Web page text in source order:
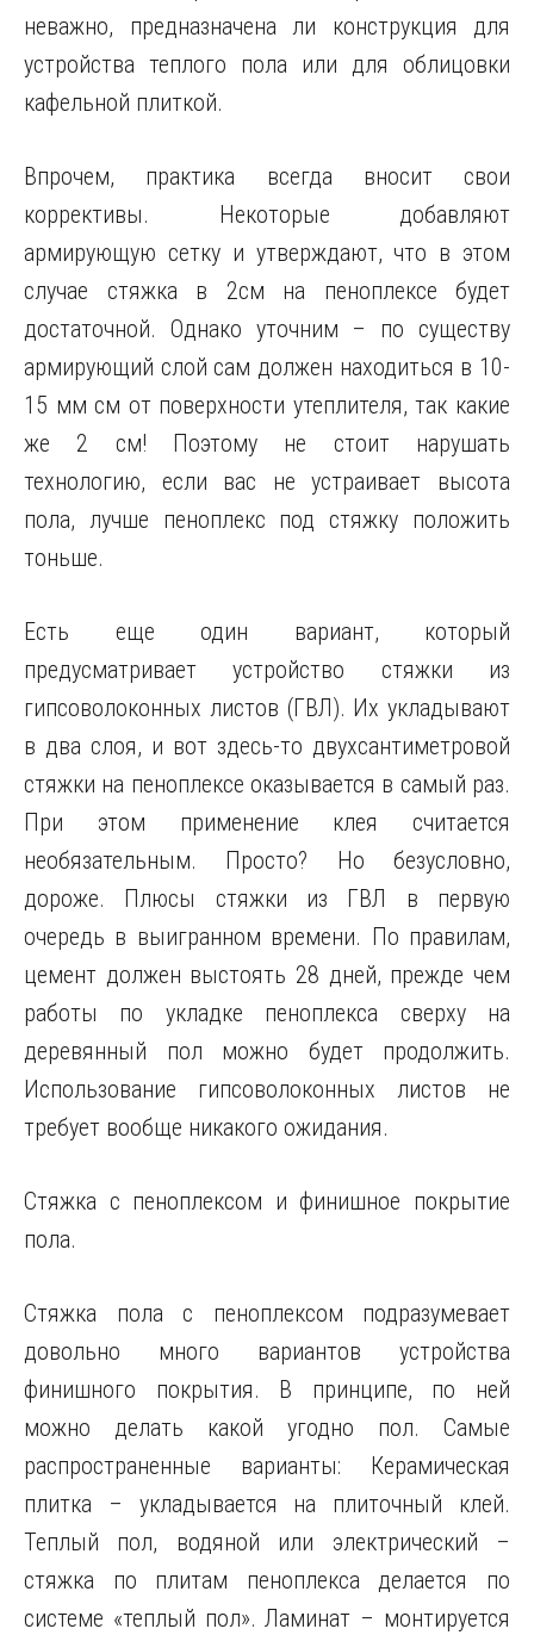
неважно, предназначена ли конструкция для
устройства теплого пола или для облицовки
кафельной плиткой.
Впрочем, практика всегда вносит свои
коррективы. Некоторые добавляют
армирующую сетку и утверждают, что в этом
случае стяжка в 2см на пеноплексе будет
достаточной. Однако уточним – по существу
армирующий слой сам должен находиться в 10-
15 мм см от поверхности утеплителя, так какие
же 2 см! Поэтому не стоит нарушать
технологию, если вас не устраивает высота
пола, лучше пеноплекс под стяжку положить
тоньше.
Есть еще один вариант, который
предусматривает устройство стяжки из
гипсоволоконных листов (ГВЛ). Их укладывают
в два слоя, и вот здесь-то двухсантиметровой
стяжки на пеноплексе оказывается в самый раз.
При этом применение клея считается
необязательным. Просто? Но безусловно,
дороже. Плюсы стяжки из ГВЛ в первую
очередь в выигранном времени. По правилам,
цемент должен выстоять 28 дней, прежде чем
работы по укладке пеноплекса сверху на
деревянный пол можно будет продолжить.
Использование гипсоволоконных листов не
требует вообще никакого ожидания.
Стяжка с пеноплексом и финишное покрытие
пола.
Стяжка пола с пеноплексом подразумевает
довольно много вариантов устройства
финишного покрытия. В принципе, по ней
можно делать какой угодно пол. Самые
распространенные варианты: Керамическая
плитка – укладывается на плиточный клей.
Теплый пол, водяной или электрический –
стяжка по плитам пеноплекса делается по
системе «теплый пол». Ламинат – монтируется